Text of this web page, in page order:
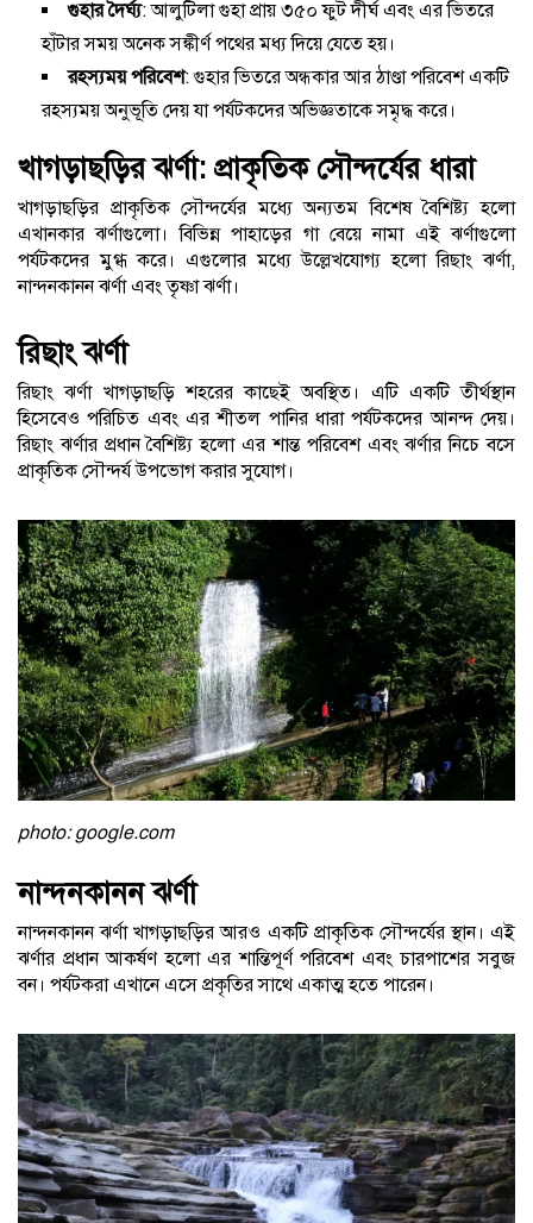
গুহার দৈর্ঘ্য: আলুটিলা গুহা প্রায় ৩৫০ ফুট দীর্ঘ এবং এর ভিতরে
হাঁটার সময় অনেক সঙ্কীর্ণ পথের মধ্য দিয়ে যেতে হয়।
রহস্যময় পরিবেশ: গুহার ভিতরে অন্ধকার আর ঠাণ্ডা পরিবেশ একটি
রহস্যময় অনুভূতি দেয় যা পর্যটকদের অভিজ্ঞতাকে সমৃদ্ধ করে।
খাগড়াছড়ির ঝর্ণা: প্রাকৃতিক সৌন্দর্যের ধারা
খাগড়াছড়ির প্রাকৃতিক সৌন্দর্যের মধ্যে অন্যতম বিশেষ বৈশিষ্ট্য হলো
এখানকার ঝর্ণাগুলো। বিভিন্ন পাহাড়ের গা বেয়ে নামা এই ঝর্ণাগুলো
পর্যটকদের মুগ্ধ করে। এগুলোর মধ্যে উল্লেখযোগ্য হলো রিছাং ঝর্ণা,
নান্দনকানন ঝর্ণা এবং তৃষ্ণা ঝর্ণা।
রিছাং ঝর্ণা
রিছাং ঝর্ণা খাগড়াছড়ি শহরের কাছেই অবস্থিত। এটি একটি তীর্থস্থান
হিসেবেও পরিচিত এবং এর শীতল পানির ধারা পর্যটকদের আনন্দ দেয়।
রিছাং ঝর্ণার প্রধান বৈশিষ্ট্য হলো এর শান্ত পরিবেশ এবং ঝর্ণার নিচে বসে
প্রাকৃতিক সৌন্দর্য উপভোগ করার সুযোগ।
photo: google.com
নান্দনকানন ঝর্ণা
নান্দনকানন ঝর্ণা খাগড়াছড়ির আরও একটি প্রাকৃতিক সৌন্দর্যের স্থান। এই
ঝর্ণার প্রধান আকর্ষণ হলো এর শান্তিপূর্ণ পরিবেশ এবং চারপাশের সবুজ
বন। পর্যটকরা এখানে এসে প্রকৃতির সাথে একাত্ম হতে পারেন।